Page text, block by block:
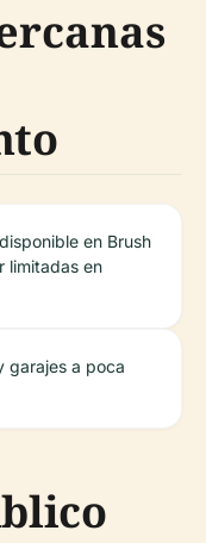
en Brush
limitadas en
garajes a poca